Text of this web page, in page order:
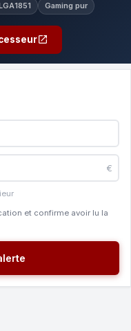
Gaming pur
€
et confirme avoir lu la